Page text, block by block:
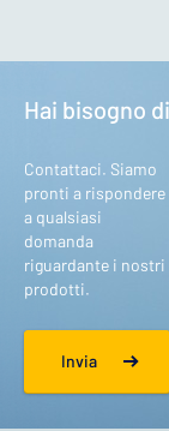
Hai bisogno
Contattaci. Siamo
pronti a rispondere
a qualsiasi
domanda
riguardante i nostri
prodotti.
Invia